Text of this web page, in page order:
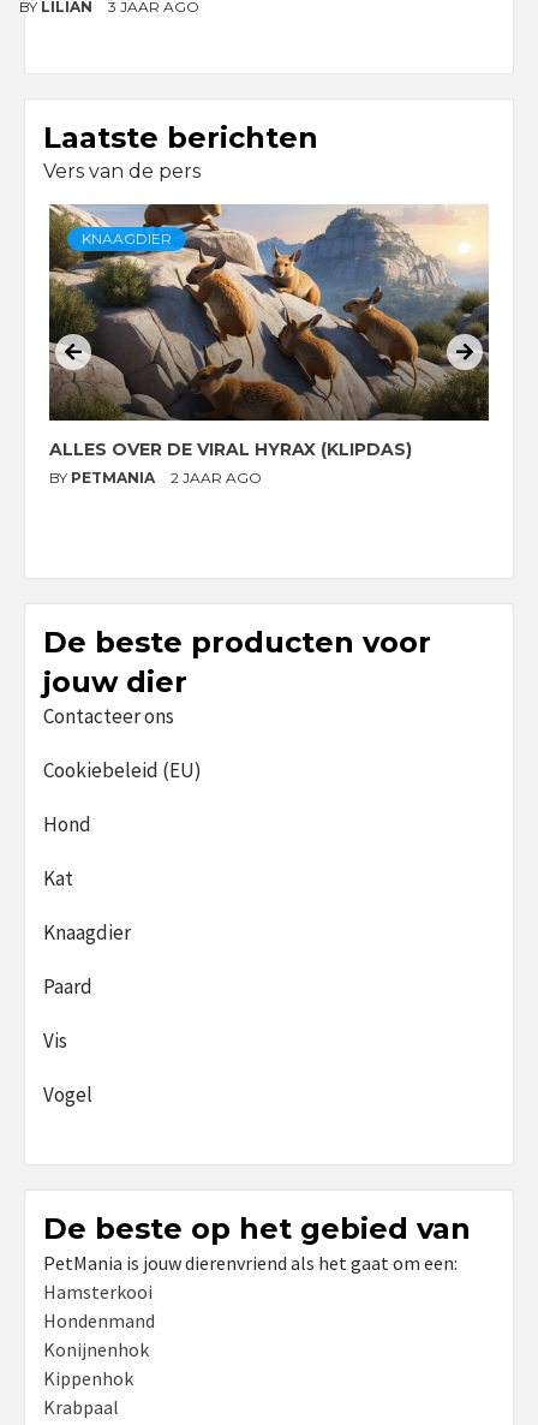
BY LILIAN 3 JAAR AGO
Laatste berichten
Vers van de pers
KNAAGDIER
ALLES OVER DE VIRAL HYRAX (KLIPDAS)
BY PETMANIA 2 JAAR AGO
De beste producten voor
jouw dier
Contacteer ons
Cookiebeleid (EU)
Hond
Kat
Knaagdier
Paard
Vis
Vogel
De beste op het gebied van
PetMania is jouw dierenvriend als het gaat om een:
Hamsterkooi
Hondenmand
Konijnenhok
Kippenhok
Krabpaal